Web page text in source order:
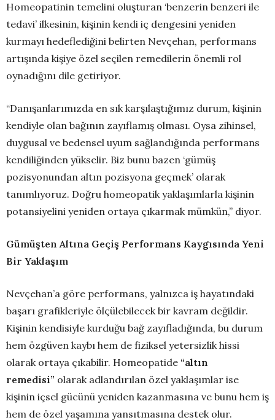
Homeopatinin temelini oluşturan ‘benzerin benzeri ile
tedavi’ ilkesinin, kişinin kendi iç dengesini yeniden
kurmayı hedeflediğini belirten Nevçehan, performans
artışında kişiye özel seçilen remedilerin önemli rol
oynadığını dile getiriyor.
“Danışanlarımızda en sık karşılaştığımız durum, kişinin
kendiyle olan bağının zayıflamış olması. Oysa zihinsel,
duygusal ve bedensel uyum sağlandığında performans
kendiliğinden yükselir. Biz bunu bazen ‘gümüş
pozisyonundan altın pozisyona geçmek’ olarak
tanımlıyoruz. Doğru homeopatik yaklaşımlarla kişinin
potansiyelini yeniden ortaya çıkarmak mümkün,” diyor.
Gümüşten Altına Geçiş Performans Kaygısında Yeni
Bir Yaklaşım
Nevçehan’a göre performans, yalnızca iş hayatındaki
başarı grafikleriyle ölçülebilecek bir kavram değildir.
Kişinin kendisiyle kurduğu bağ zayıfladığında, bu durum
hem özgüven kaybı hem de fiziksel yetersizlik hissi
olarak ortaya çıkabilir. Homeopatide “altın
remedisi” olarak adlandırılan özel yaklaşımlar ise
kişinin içsel gücünü yeniden kazanmasına ve bunu hem iş
hem de özel yaşamına yansıtmasına destek olur.